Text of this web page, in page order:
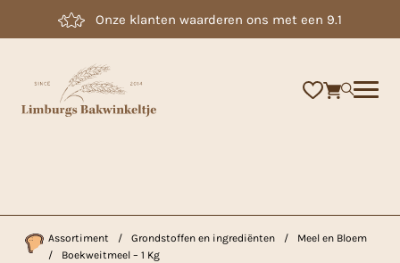
Onze klanten waarderen ons met een 9.1
Assortiment / Grondstoffen en ingrediënten /
Meel en Bloem
/
Boekweitmeel – 1 Kg